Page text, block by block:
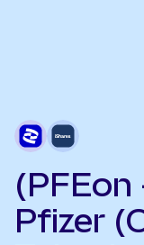
(PFEon
Pfizer